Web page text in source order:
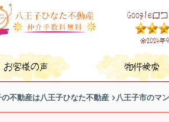
の不動産は八王子ひなた不動産 八王子市のマ